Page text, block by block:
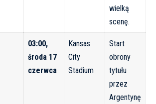
wielką
scenę.
03:00,
środa 17
czerwca
Kansas
City
Stadium
Start
obrony
tytułu
przez
Argentynę